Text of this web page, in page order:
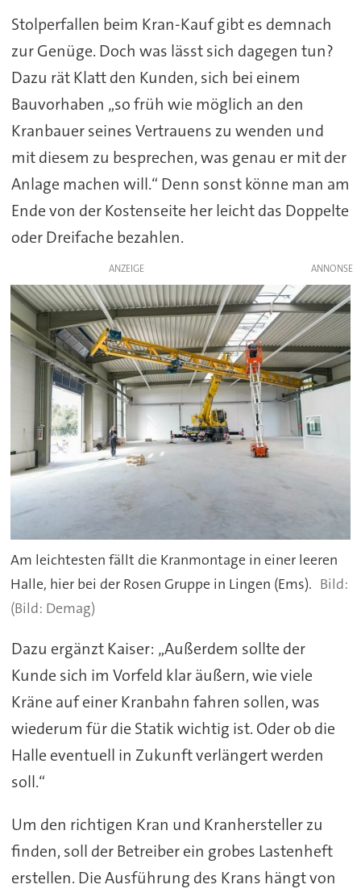
Stolperfallen beim Kran-Kauf gibt es demnach
zur Genüge. Doch was lässt sich dagegen tun?
Dazu rät Klatt den Kunden, sich bei einem
Bauvorhaben „so früh wie möglich an den
Kranbauer seines Vertrauens zu wenden und
mit diesem zu besprechen, was genau er mit der
Anlage machen will.“ Denn sonst könne man am
Ende von der Kostenseite her leicht das Doppelte
oder Dreifache bezahlen.
ANZEIGE
Am leichtesten fällt die Kranmontage in einer leeren
Halle, hier bei der Rosen Gruppe in Lingen (Ems).
(Bild: Demag)
Dazu ergänzt Kaiser: „Außerdem sollte der
Kunde sich im Vorfeld klar äußern, wie viele
Kräne auf einer Kranbahn fahren sollen, was
wiederum für die Statik wichtig ist. Oder ob die
Halle eventuell in Zukunft verlängert werden
soll.“
Um den richtigen Kran und Kranhersteller zu
finden, soll der Betreiber ein grobes Lastenheft
erstellen. Die Ausführung des Krans hängt von